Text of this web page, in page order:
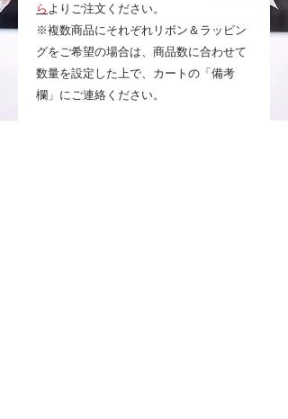
ら よりご注文ください。
※複数商品にそれぞれリボン＆ラッピン
グをご希望の場合は、商品数に合わせて
数量を設定した上で、カートの「備考
欄」にご連絡ください。